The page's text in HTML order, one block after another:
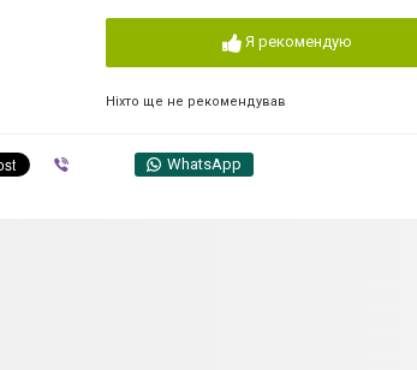
Я рекомендую
Ніхто ще не рекомендував
WhatsApp